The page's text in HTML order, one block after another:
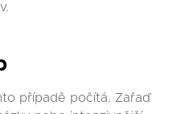
případě počítá. Zařaď